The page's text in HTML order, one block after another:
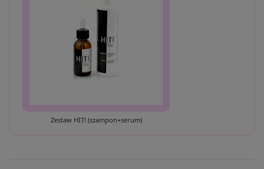
Zestaw HIT! (szampon+serum)